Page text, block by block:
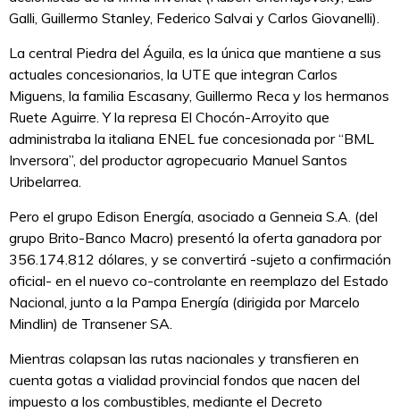
Galli, Guillermo Stanley, Federico Salvai y Carlos Giovanelli).
La central Piedra del Águila, es la única que mantiene a sus
actuales concesionarios, la UTE que integran Carlos
Miguens, la familia Escasany, Guillermo Reca y los hermanos
Ruete Aguirre. Y la represa El Chocón-Arroyito que
administraba la italiana ENEL fue concesionada por “BML
Inversora”, del productor agropecuario Manuel Santos
Uribelarrea.
Pero el grupo Edison Energía, asociado a Genneia S.A. (del
grupo Brito-Banco Macro) presentó la oferta ganadora por
356.174.812 dólares, y se convertirá -sujeto a confirmación
oficial- en el nuevo co-controlante en reemplazo del Estado
Nacional, junto a la Pampa Energía (dirigida por Marcelo
Mindlin) de Transener SA.
Mientras colapsan las rutas nacionales y transfieren en
cuenta gotas a vialidad provincial fondos que nacen del
impuesto a los combustibles, mediante el Decreto